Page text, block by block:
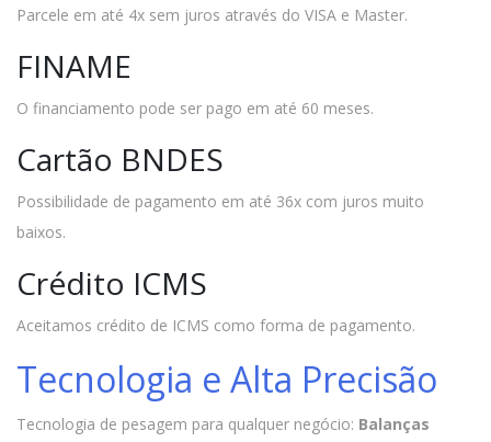
Parcele em até 4x sem juros através do VISA e Master.
FINAME
O financiamento pode ser pago em até 60 meses.
Cartão BNDES
Possibilidade de pagamento em até 36x com juros muito
baixos.
Crédito ICMS
Aceitamos crédito de ICMS como forma de pagamento.
Tecnologia e Alta Precisão
Tecnologia de pesagem para qualquer negócio: Balanças